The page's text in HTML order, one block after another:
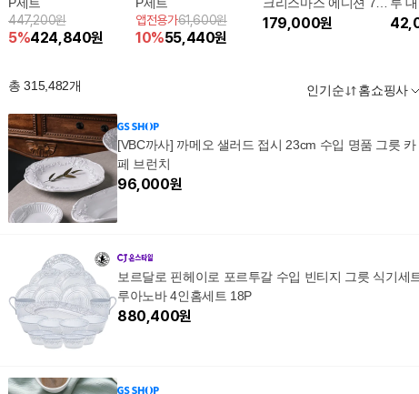
447,200원
5%424,840원
앱전용가61,600원
10%55,440원
세트(대접시 3P+중접
179,000원
총315,482개 인기순 홈쇼핑사
[VBC까사] 까메오 샐러드 접시 23cm 수입 명품 그릇 카
페 브런치
96,000원
보르달로 핀헤이로 포르투갈 수입 빈티지 그릇 식기세
루아노바 4인홈세트 18P
880,400원